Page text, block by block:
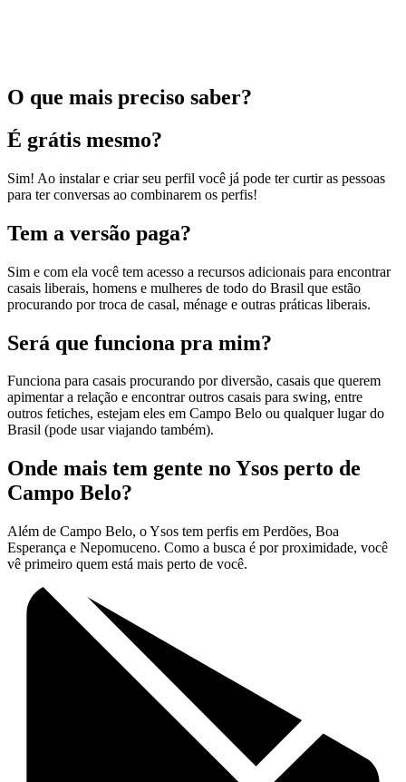
O que mais preciso saber?
É grátis mesmo?
Sim! Ao instalar e criar seu perfil você já pode ter curtir as pessoas
para ter conversas ao combinarem os perfis!
Tem a versão paga?
Sim e com ela você tem acesso a recursos adicionais para encontrar
casais liberais, homens e mulheres de todo do Brasil que estão
procurando por troca de casal, ménage e outras práticas liberais.
Será que funciona pra mim?
Funciona para casais procurando por diversão, casais que querem
apimentar a relação e encontrar outros casais para swing, entre
outros fetiches, estejam eles em Campo Belo ou qualquer lugar do
Brasil (pode usar viajando também).
Onde mais tem gente no Ysos perto de
Campo Belo?
Além de Campo Belo, o Ysos tem perfis em Perdões, Boa
Esperança e Nepomuceno. Como a busca é por proximidade, você
vê primeiro quem está mais perto de você.